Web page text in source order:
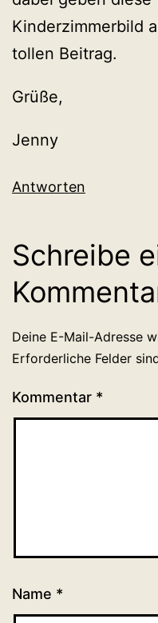
Kinderzimmerbild
tollen Beitrag.
Grüße,
Jenny
Antworten
Schreibe
Deine E-Mail-Adresse
Erforderliche Felder
Kommentar *
Name *